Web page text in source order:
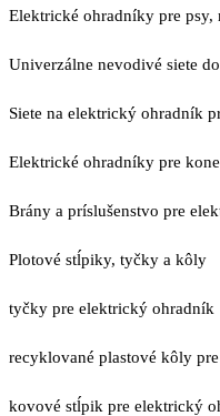
Elektrické ohradníky pre
Univerzálne nevodivé siete
Siete na elektrický ohradník
Elektrické ohradníky pre
Brány a príslušenstvo pre
Plotové stĺpiky, tyčky a kôly
tyčky pre elektrický ohradník
recyklované plastové kôly
kovové stĺpik pre elektrický